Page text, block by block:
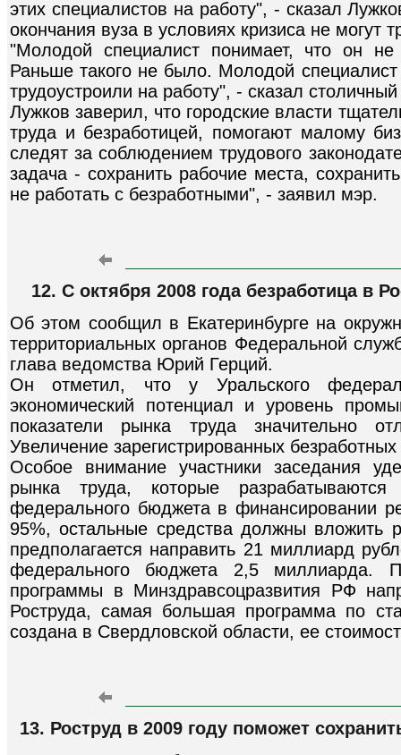
этих специалистов на работу", - сказал
окончания вуза в условиях кризиса не могут
"Молодой специалист понимает, что он
Раньше такого не было. Молодой
трудоустроили на работу", - сказал
Лужков заверил, что городские власти
труда и безработицей, помогают малому
следят за соблюдением трудового
задача - сохранить рабочие места,
не работать с безработными", - заявил мэр.
12. С октября 2008 года безработица в
Об этом сообщил в Екатеринбурге на
территориальных органов Федеральной
глава ведомства Юрий Герций.
Он отметил, что у Уральского
экономический потенциал и уровень
показатели рынка труда значительно
Увеличение зарегистрированных
Особое внимание участники заседания
рынка труда, которые
федерального бюджета в финансировании
95%, остальные средства должны вложить
предполагается направить 21 миллиард
федерального бюджета 2,5
программы в Минздравсоцразвития РФ
Роструда, самая большая программа по
создана в Свердловской области, ее
13. Роструд в 2009 году поможет